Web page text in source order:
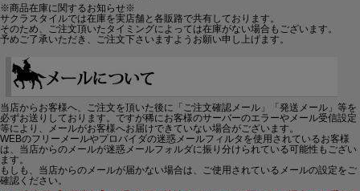
※商品在庫に関するお知らせ※
サクラスタイルでは在庫を実店舗と各販路で共有しております。
そのため、ご注文頂いたタイミングによっては在庫がない場合もございます。
予めご了承いただき、ご注文下さいますようお願い申し上げます。
当店からお客様へ、ご注文を頂いた後に「ご注文確認メール」「発送メール」等を
必ずお送りしております。ですが稀にお客様のサーバーのエラーやメール受信設定
等により、メールがお客様へお届けできていない場合がございます。
WEBのフリーメールやプロバイダの迷惑メールフィルタを使用されているお客様
は、当店からのメールが迷惑メールフォルダに振り分けられている可能性もござい
ます。
もしも、当店からのメールが届かない場合は、ご使用されているメールの設定をご
確認ください。